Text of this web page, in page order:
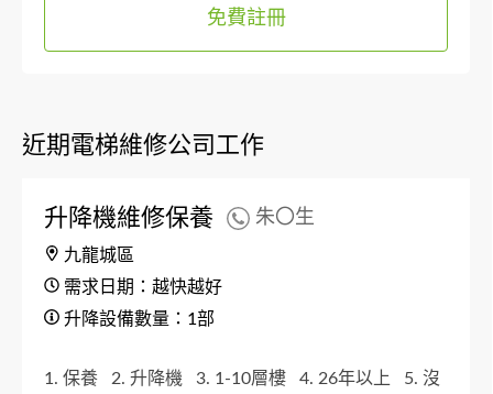
免費註冊
近期電梯維修公司工作
升降機維修保養 朱〇生
九龍城區
需求日期：越快越好
升降設備數量：1部
1. 保養 2. 升降機 3. 1-10層樓 4. 26年以上
5. 沒